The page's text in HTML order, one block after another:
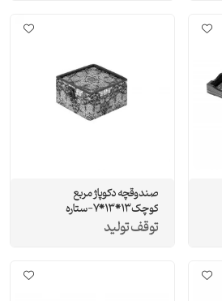
صندوقچه دکوپاژ مربع
کوچک13*13*7-ستاره
توقف تولید